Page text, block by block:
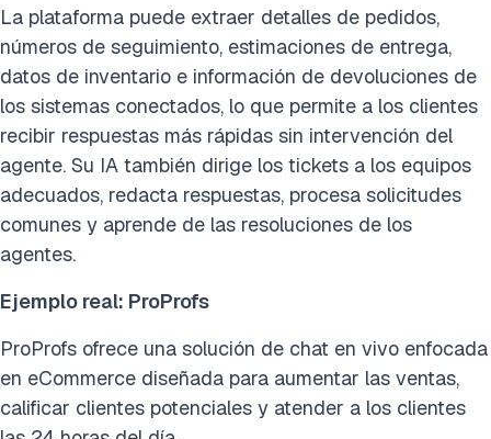
La plataforma puede extraer detalles de pedidos,
números de seguimiento, estimaciones de entrega,
datos de inventario e información de devoluciones de
los sistemas conectados, lo que permite a los clientes
recibir respuestas más rápidas sin intervención del
agente. Su IA también dirige los tickets a los equipos
adecuados, redacta respuestas, procesa solicitudes
comunes y aprende de las resoluciones de los
agentes.
Ejemplo real: ProProfs
ProProfs ofrece una solución de chat en vivo enfocada
en eCommerce diseñada para aumentar las ventas,
calificar clientes potenciales y atender a los clientes